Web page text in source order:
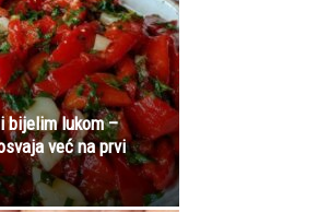
bijelim lukom –
već na prvi